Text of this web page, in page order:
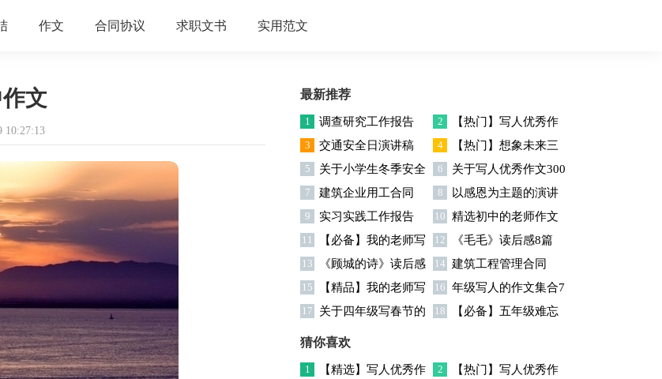
作文 合同协议 求职文书 实用范文
文
10:27:13
最新推荐
1 调查研究工作报告 2
【热门】写人优秀作
文300字集合7篇
3 交通安全日演讲稿 4
【热门】想象未来三
年级作文汇编7篇
5
关于小学生冬季安全
演讲稿
6
关于写人优秀作文300
字汇编六篇
7 建筑企业用工合同 8
以感恩为主题的演讲
稿
9 实习实践工作报告 10 精选初中的老师作文
锦集十篇
11
【必备】我的老师写
人作文集合八篇
12 《毛毛》读后感8篇
13 《顾城的诗》读后感 14 建筑工程管理合同
15
【精品】我的老师写
人作文集合5篇
16 年级写人的作文集合7
篇
17
关于四年级写春节的
作文4篇
18
【必备】五年级难忘
篇
猜你喜欢
1
【精选】写人优秀作
2
【热门】写人优秀作